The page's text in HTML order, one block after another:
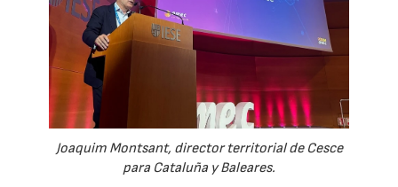
Joaquim Montsant, director territorial de Cesce
para Cataluña y Baleares.